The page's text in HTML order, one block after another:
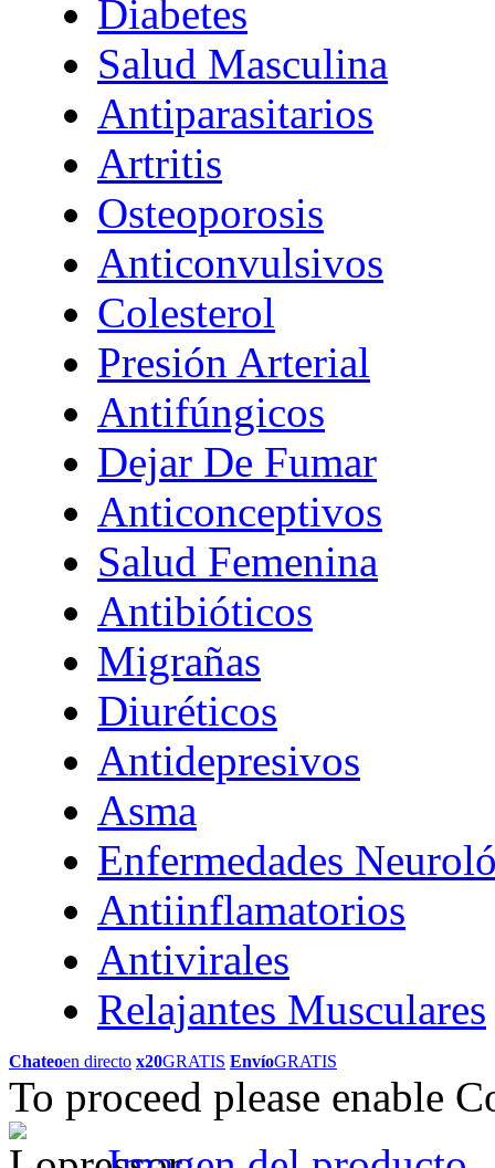
Diabetes
Salud Masculina
Antiparasitarios
Artritis
Osteoporosis
Anticonvulsivos
Colesterol
Presión Arterial
Antifúngicos
Dejar De Fumar
Anticonceptivos
Salud Femenina
Antibióticos
Migrañas
Diuréticos
Antidepresivos
Asma
Enfermedades
Antiinflamatorios
Antivirales
Relajantes Musculares
Chateoen directo x20GRATIS EnvíoGRATIS
To proceed please enable